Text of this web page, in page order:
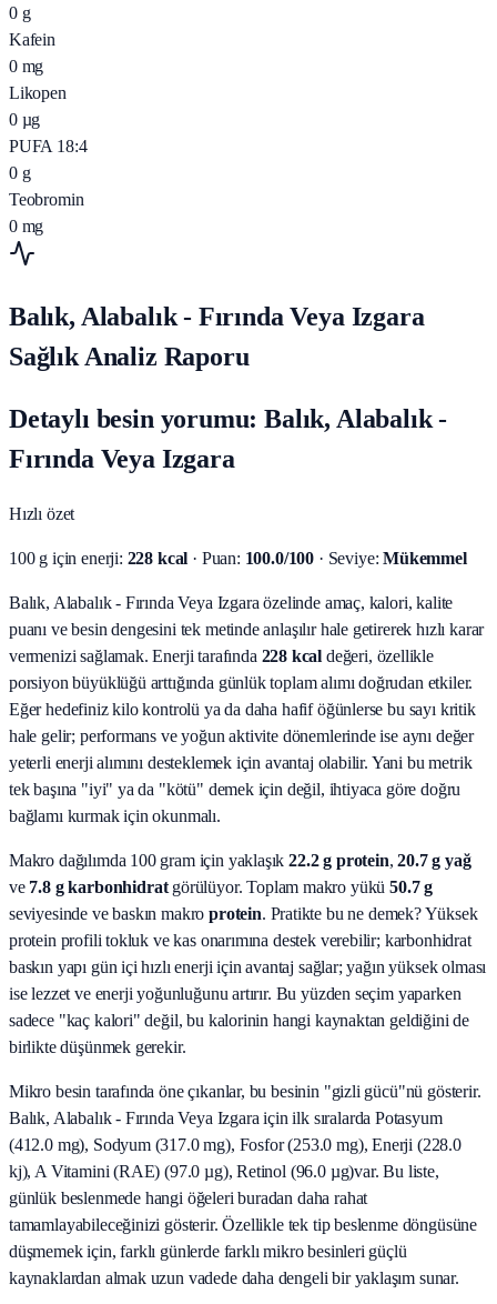
0 g
Kafein
0 mg
Likopen
0 µg
PUFA 18:4
0 g
Teobromin
0 mg
Balık, Alabalık - Fırında Veya Izgara
Sağlık Analiz Raporu
Detaylı besin yorumu: Balık, Alabalık -
Fırında Veya Izgara
Hızlı özet
100 g için enerji: 228 kcal · Puan: 100.0/100 · Seviye: Mükemmel
Balık, Alabalık - Fırında Veya Izgara özelinde amaç, kalori, kalite
puanı ve besin dengesini tek metinde anlaşılır hale getirerek hızlı karar
vermenizi sağlamak. Enerji tarafında 228 kcal değeri, özellikle
porsiyon büyüklüğü arttığında günlük toplam alımı doğrudan etkiler.
Eğer hedefiniz kilo kontrolü ya da daha hafif öğünlerse bu sayı kritik
hale gelir; performans ve yoğun aktivite dönemlerinde ise aynı değer
yeterli enerji alımını desteklemek için avantaj olabilir. Yani bu metrik
tek başına "iyi" ya da "kötü" demek için değil, ihtiyaca göre doğru
bağlamı kurmak için okunmalı.
Makro dağılımda 100 gram için yaklaşık22.2g protein, 20.7g yağ
ve 7.8g karbonhidratgörülüyor. Toplam makro yükü50.7g
seviyesinde ve baskın makro protein. Pratikte bu ne demek? Yüksek
protein profili tokluk ve kas onarımına destek verebilir; karbonhidrat
baskın yapı gün içi hızlı enerji için avantaj sağlar; yağın yüksek olması
ise lezzet ve enerji yoğunluğunu artırır. Bu yüzden seçim yaparken
sadece "kaç kalori" değil, bu kalorinin hangi kaynaktan geldiğini de
birlikte düşünmek gerekir.
Mikro besin tarafında öne çıkanlar, bu besinin "gizli gücü"nü gösterir.
Balık, Alabalık - Fırında Veya Izgara için ilk sıralarda Potasyum
(412.0 mg), Sodyum (317.0 mg), Fosfor (253.0 mg), Enerji (228.0
kj), A Vitamini (RAE) (97.0 µg), Retinol (96.0 µg)var. Bu liste,
günlük beslenmede hangi öğeleri buradan daha rahat
tamamlayabileceğinizi gösterir. Özellikle tek tip beslenme döngüsüne
düşmemek için, farklı günlerde farklı mikro besinleri güçlü
kaynaklardan almak uzun vadede daha dengeli bir yaklaşım sunar.